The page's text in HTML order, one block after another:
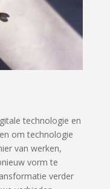
technologie en
om technologie
van werken,
vorm te
verder